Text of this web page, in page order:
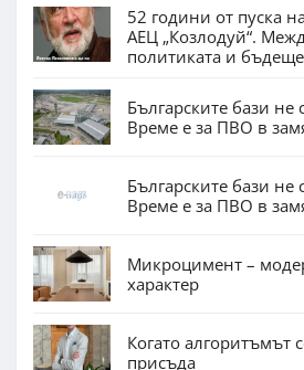
52 години от пуска
АЕЦ „Козлодуй“.
политиката и
Българските бази не
Време е за ПВО в
Българските бази не
Време е за ПВО в
Микроцимент –
характер
Когато алгоритъмът
присъда